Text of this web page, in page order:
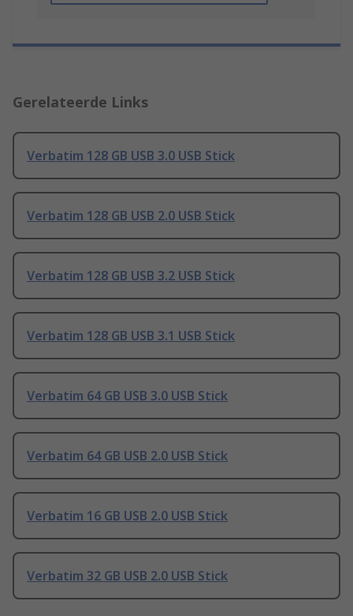
Gerelateerde Links
Verbatim 128 GB USB 3.0 USB Stick
Verbatim 128 GB USB 2.0 USB Stick
Verbatim 128 GB USB 3.2 USB Stick
Verbatim 128 GB USB 3.1 USB Stick
Verbatim 64 GB USB 3.0 USB Stick
Verbatim 64 GB USB 2.0 USB Stick
Verbatim 16 GB USB 2.0 USB Stick
Verbatim 32 GB USB 2.0 USB Stick